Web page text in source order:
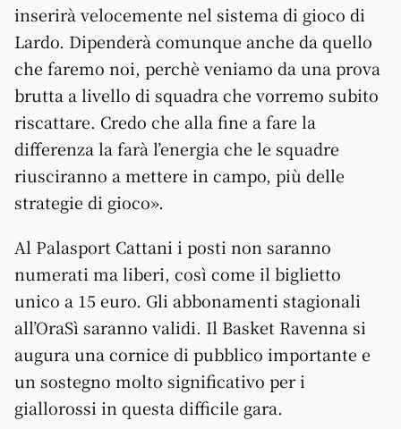
inserirà velocemente nel sistema di gioco di
Lardo. Dipenderà comunque anche da quello
che faremo noi, perchè veniamo da una prova
brutta a livello di squadra che vorremo subito
riscattare. Credo che alla fine a fare la
differenza la farà l’energia che le squadre
riusciranno a mettere in campo, più delle
strategie di gioco».
Al Palasport Cattani i posti non saranno
numerati ma liberi, così come il biglietto
unico a 15 euro. Gli abbonamenti stagionali
all’OraSì saranno validi. Il Basket Ravenna si
augura una cornice di pubblico importante e
un sostegno molto significativo per i
giallorossi in questa difficile gara.